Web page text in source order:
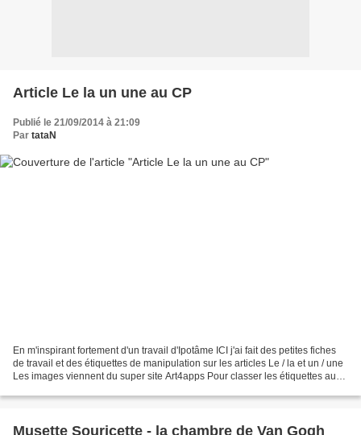
Article Le la un une au CP
Publié le 21/09/2014 à 21:09
Par tataN
En m'inspirant fortement d'un travail d'Ipotâme ICI j'ai fait des petites fiches
de travail et des étiquettes de manipulation sur les articles Le / la et un / une
Les images viennent du super site Art4apps Pour classer les étiquettes au
Musette Souricette - la chambre de Van Gogh